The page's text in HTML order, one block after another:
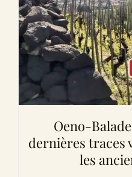
Oeno-
dernières traces
les